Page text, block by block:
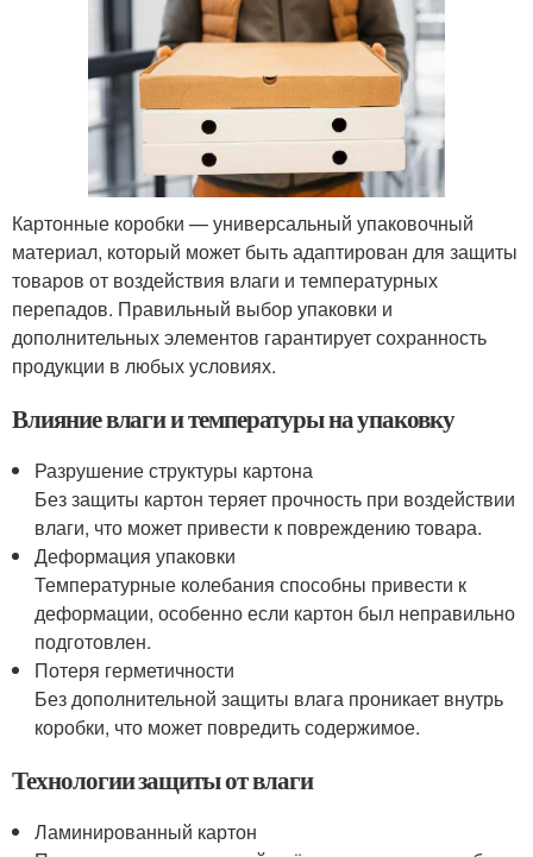
Картонные коробки — универсальный упаковочный
материал, который может быть адаптирован для защиты
товаров от воздействия влаги и температурных
перепадов. Правильный выбор упаковки и
дополнительных элементов гарантирует сохранность
продукции в любых условиях.
Влияние влаги и температуры на упаковку
Разрушение структуры картона
Без защиты картон теряет прочность при воздействии
влаги, что может привести к повреждению товара.
Деформация упаковки
Температурные колебания способны привести к
деформации, особенно если картон был неправильно
подготовлен.
Потеря герметичности
Без дополнительной защиты влага проникает внутрь
коробки, что может повредить содержимое.
Технологии защиты от влаги
Ламинированный картон